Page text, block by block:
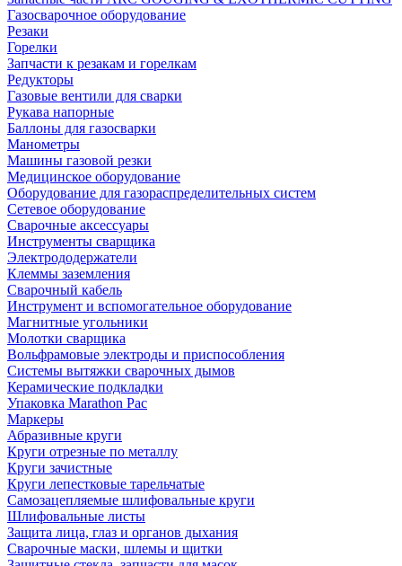
Газосварочное оборудование
Резаки
Горелки
Запчасти к резакам и горелкам
Редукторы
Газовые вентили для сварки
Рукава напорные
Баллоны для газосварки
Манометры
Машины газовой резки
Медицинское оборудование
Оборудование для газораспределительных систем
Сетевое оборудование
Сварочные аксессуары
Инструменты сварщика
Электрододержатели
Клеммы заземления
Сварочный кабель
Инструмент и вспомогательное оборудование
Магнитные угольники
Молотки сварщика
Вольфрамовые электроды и приспособления
Системы вытяжки сварочных дымов
Керамические подкладки
Упаковка Marathon Pac
Маркеры
Абразивные круги
Круги отрезные по металлу
Круги зачистные
Круги лепестковые тарельчатые
Самозацепляемые шлифовальные круги
Шлифовальные листы
Защита лица, глаз и органов дыхания
Сварочные маски, шлемы и щитки